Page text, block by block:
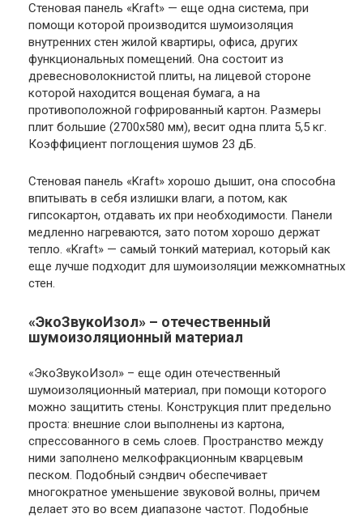
Стеновая панель «Kraft» — еще одна система, при
помощи которой производится шумоизоляция
внутренних стен жилой квартиры, офиса, других
функциональных помещений. Она состоит из
древесноволокнистой плиты, на лицевой стороне
которой находится вощеная бумага, а на
противоположной гофрированный картон. Размеры
плит большие (2700х580 мм), весит одна плита 5,5 кг.
Коэффициент поглощения шумов 23 дБ.
Стеновая панель «Kraft» хорошо дышит, она способна
впитывать в себя излишки влаги, а потом, как
гипсокартон, отдавать их при необходимости. Панели
медленно нагреваются, зато потом хорошо держат
тепло. «Kraft» — самый тонкий материал, который как
еще лучше подходит для шумоизоляции межкомнатных
стен.
«ЭкоЗвукоИзол» – отечественный
шумоизоляционный материал
«ЭкоЗвукоИзол» – еще один отечественный
шумоизоляционный материал, при помощи которого
можно защитить стены. Конструкция плит предельно
проста: внешние слои выполнены из картона,
спрессованного в семь слоев. Пространство между
ними заполнено мелкофракционным кварцевым
песком. Подобный сэндвич обеспечивает
многократное уменьшение звуковой волны, причем
делает это во всем диапазоне частот. Подобные